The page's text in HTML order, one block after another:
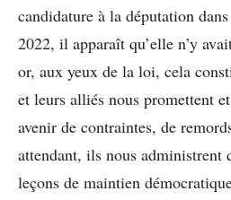
candidature à la députation
2022, il apparaît qu’elle n’y
or, aux yeux de la loi, cela
et leurs alliés nous promettent
avenir de contraintes, de
attendant, ils nous administrent
leçons de maintien